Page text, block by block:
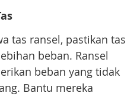
tas ransel, pastikan tas
beban. Ransel
beban yang tidak
Bantu mereka